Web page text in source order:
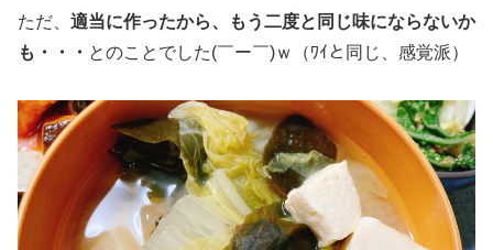
ただ、 適当に作ったから、もう二度と同じ味にならないか
も・・・ とのことでした(￣ー￣)ｗ（ﾜｲと同じ、感覚派）